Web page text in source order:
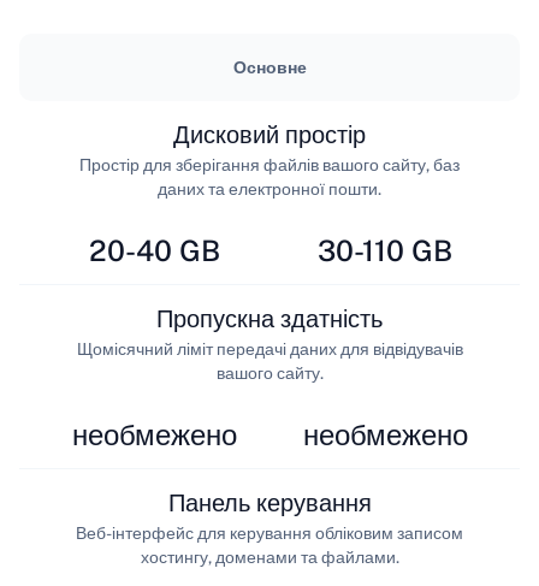
Основне
20-40 GB
Дисковий простір
Простір для зберігання файлів вашого сайту, баз
даних та електронної пошти.
30-110 GB
необмежено
Пропускна здатність
Щомісячний ліміт передачі даних для відвідувачів
вашого сайту.
необмежено
Панель керування
Веб-інтерфейс для керування обліковим записом
хостингу, доменами та файлами.